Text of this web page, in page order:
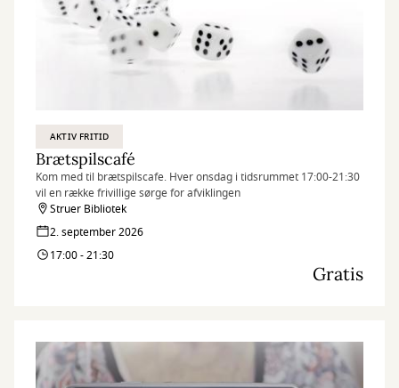
AKTIV FRITID
Brætspilscafé
Kom med til brætspilscafe. Hver onsdag i tidsrummet 17:00-21:30
vil en række frivillige sørge for afviklingen
Struer Bibliotek
2. september 2026
17:00 - 21:30
Gratis